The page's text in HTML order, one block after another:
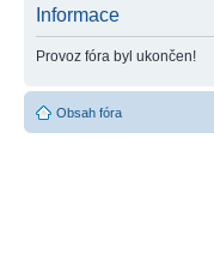
Informace
Provoz fóra byl ukončen!
Obsah fóra